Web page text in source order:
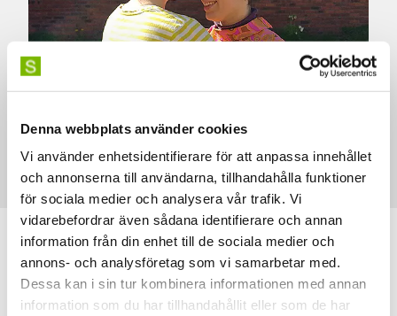
Denna webbplats använder cookies
Vi använder enhetsidentifierare för att anpassa innehållet
och annonserna till användarna, tillhandahålla funktioner
för sociala medier och analysera vår trafik. Vi
vidarebefordrar även sådana identifierare och annan
information från din enhet till de sociala medier och
annons- och analysföretag som vi samarbetar med.
Dessa kan i sin tur kombinera informationen med annan
information som du har tillhandahållit eller som de har
Foto: Felicia Landström